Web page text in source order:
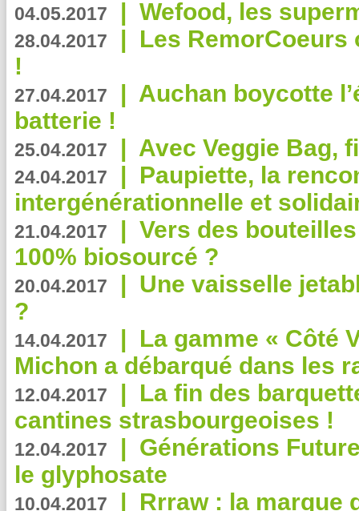
04.05.2017 | Wefood, les
28.04.2017 | Les RemorCoeurs
!
27.04.2017 | Auchan boycotte
batterie !
25.04.2017 | Avec Veggie Bag,
24.04.2017 | Paupiette, la
intergénérationnelle et
21.04.2017 | Vers des
100% biosourcé ?
20.04.2017 | Une vaisselle
?
14.04.2017 | La gamme « Côté
Michon a débarqué dans les
12.04.2017 | La fin des
cantines strasbourgeoises !
12.04.2017 | Générations
le glyphosate
10.04.2017 | Rrraw : la marque